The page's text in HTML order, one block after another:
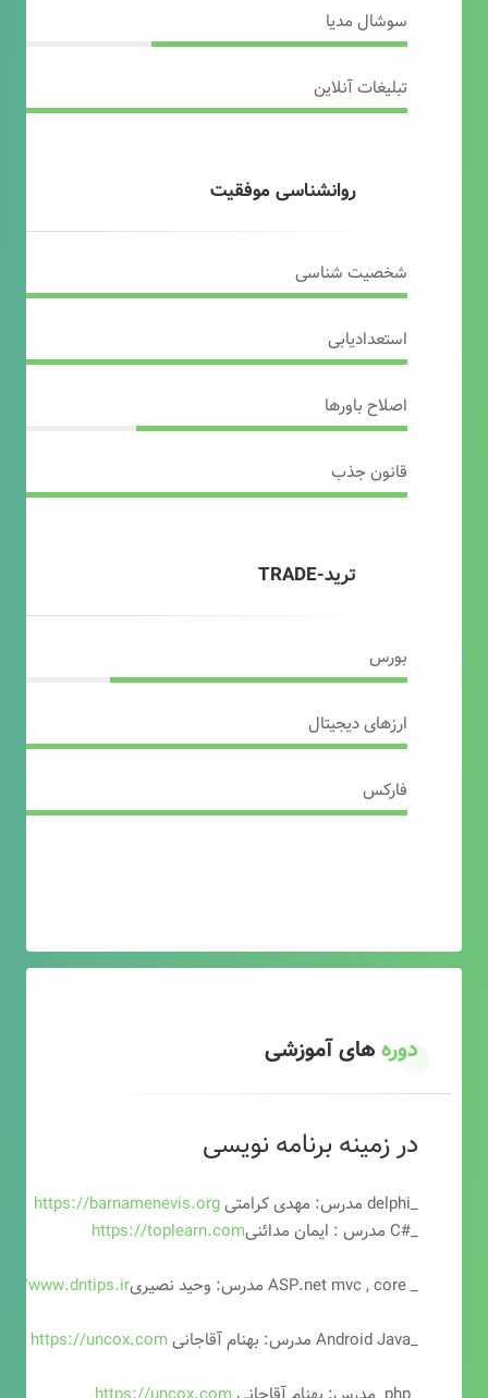
سوشال مدیا
تبلیغات آنلاین
روانشناسی موفقیت
شخصیت شناسی
استعدادیابی
اصلاح باورها
قانون جذب
ترید-TRADE
بورس
ارزهای دیجیتال
فارکس
دورههای آموزشی
در زمینه برنامه نویسی
_delphi مدرس: مهدی کرامتی
https://barnamenevis.org
_#C مدرس : ایمان مدائنی
https://toplearn.com
_ ASP.net mvc , core مدرس: وحید نصیری
www.dntips.ir
_Android Java مدرس: بهنام آقاجانی
https://uncox.com